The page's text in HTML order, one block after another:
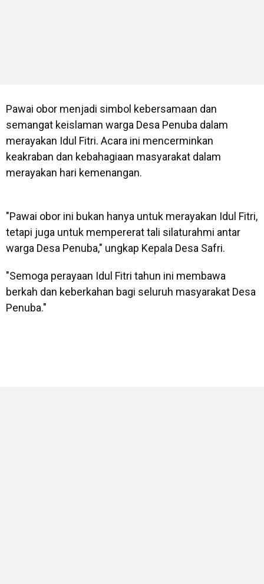
Pawai obor menjadi simbol kebersamaan dan
semangat keislaman warga Desa Penuba dalam
merayakan Idul Fitri. Acara ini mencerminkan
keakraban dan kebahagiaan masyarakat dalam
merayakan hari kemenangan.
"Pawai obor ini bukan hanya untuk merayakan Idul Fitri,
tetapi juga untuk mempererat tali silaturahmi antar
warga Desa Penuba," ungkap Kepala Desa Safri.
"Semoga perayaan Idul Fitri tahun ini membawa
berkah dan keberkahan bagi seluruh masyarakat Desa
Penuba."